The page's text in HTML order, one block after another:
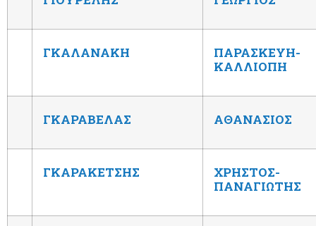
ΓΚΑΛΑΝΑΚΗ
ΠΑΡΑΣΚΕΥΗ-
ΚΑΛΛΙΟΠΗ
ΓΚΑΡΑΒΕΛΑΣ ΑΘΑΝΑΣΙΟΣ
ΓΚΑΡΑΚΕΤΣΗΣ
ΧΡΗΣΤΟΣ-
ΠΑΝΑΓΙΩΤΗΣ